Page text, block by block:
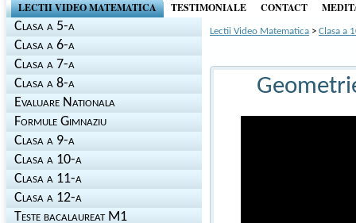
LECTII VIDEO MATEMATICA TESTIMONIALE CONTACT
Clasa a 5-a
Clasa a 6-a
Clasa a 7-a
Clasa a 8-a
Evaluare Nationala
Formule Gimnaziu
Clasa a 9-a
Clasa a 10-a
Clasa a 11-a
Clasa a 12-a
Teste bacalaureat M1
Lectii Video Matematica > Clasa a